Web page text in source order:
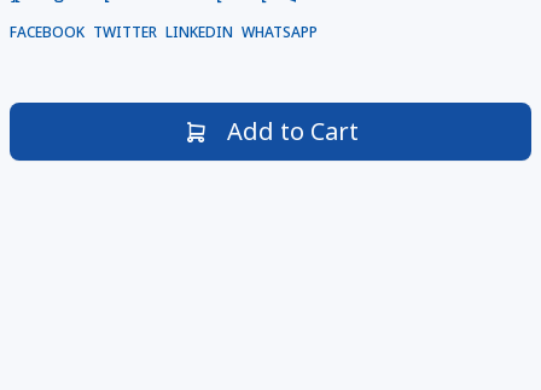
FACEBOOK TWITTER LINKEDIN WHATSAPP
Add to Cart